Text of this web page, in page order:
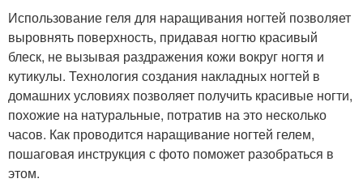
Использование геля для наращивания ногтей позволяет
выровнять поверхность, придавая ногтю красивый
блеск, не вызывая раздражения кожи вокруг ногтя и
кутикулы. Технология создания накладных ногтей в
домашних условиях позволяет получить красивые ногти,
похожие на натуральные, потратив на это несколько
часов. Как проводится наращивание ногтей гелем,
пошаговая инструкция с фото поможет разобраться в
этом.